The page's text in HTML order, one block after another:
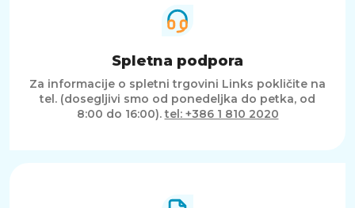
Spletna podpora
Za informacije o spletni trgovini Links pokličite na
tel. (dosegljivi smo od ponedeljka do petka, od
8:00 do 16:00).tel: +386 1 810 2020